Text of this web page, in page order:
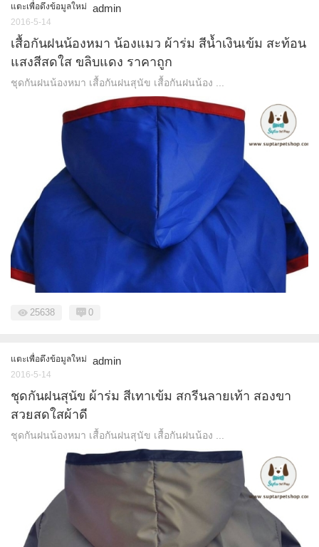
แตะเพื่อดึงข้อมูลใหม่ admin
2016-5-14
เสื้อกันฝนน้องหมา น้องแมว ผ้าร่ม สีน้ำเงินเข้ม สะท้อน
แสงสีสดใส ขลิบแดง ราคาถูก
ชุดกันฝนน้องหมา เสื้อกันฝนสุนัข เสื้อกันฝนน้อง ...
25638 0
แตะเพื่อดึงข้อมูลใหม่ admin
2016-5-14
ชุดกันฝนสุนัข ผ้าร่ม สีเทาเข้ม สกรีนลายเท้า สองขา
สวยสดใสผ้าดี
ชุดกันฝนน้องหมา เสื้อกันฝนสุนัข เสื้อกันฝนน้อง ...